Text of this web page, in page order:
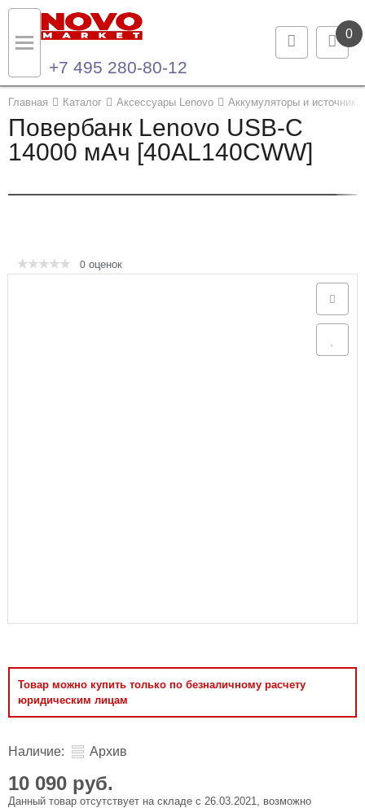
0
+7 495 280-80-12
Главная Каталог Аксессуары Lenovo Аккумуляторы и источники
Повербанк Lenovo USB-C
14000 мАч [40AL140CWW]
Товар можно купить только по безналичному расчету
юридическим лицам
0 оценок
Наличие: Архив
10 090 руб.
Данный товар отсутствует на складе с 26.03.2021, возможно
Назад
Каталог продукции
Назад
Контакты